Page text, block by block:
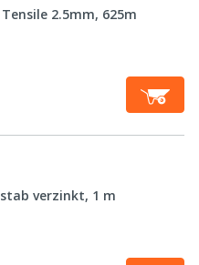
2.5mm, 625m
verzinkt, 1 m